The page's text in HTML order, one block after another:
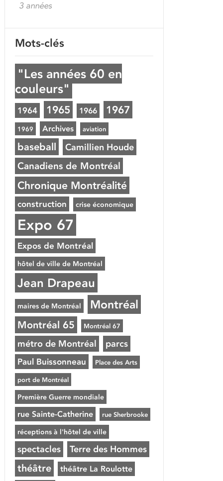
3 années
Mots-clés
"Les années 60 en
couleurs"
1964 1965 1966 1967
1969 Archives aviation
baseball Camillien Houde
Canadiens de Montréal
Chronique Montréalité
construction crise économique
Expo 67
Expos de Montréal
hôtel de ville de Montréal
Jean Drapeau
maires de Montréal Montréal
Montréal 65 Montréal 67
métro de Montréal parcs
Paul Buissonneau Place des Arts
port de Montréal
Première Guerre mondiale
rue Sainte-Catherine rue Sherbrooke
réceptions à l'hôtel de ville
spectacles Terre des Hommes
théâtre théâtre La Roulotte